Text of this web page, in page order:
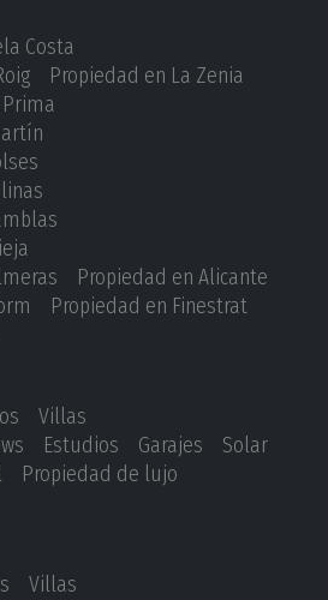
Costa
Propiedad en La Zenia
Propiedad en Alicante
Propiedad en Finestrat
Villas
Estudios Garajes
Solar
Propiedad de lujo
Villas